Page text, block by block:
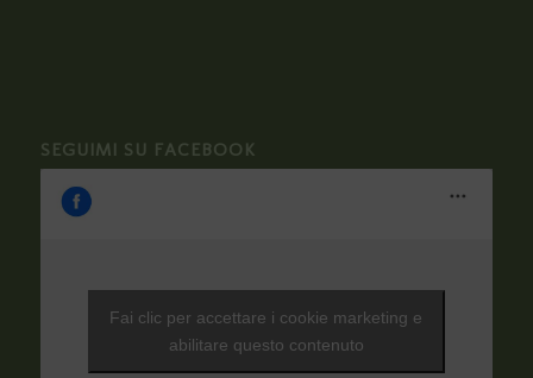
SEGUIMI SU FACEBOOK
Fai clic per accettare i cookie marketing e
abilitare questo contenuto